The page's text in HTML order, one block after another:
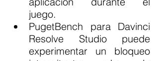
juego.
PugetBench para Davinci
Resolve Studio puede
experimentar un bloqueo